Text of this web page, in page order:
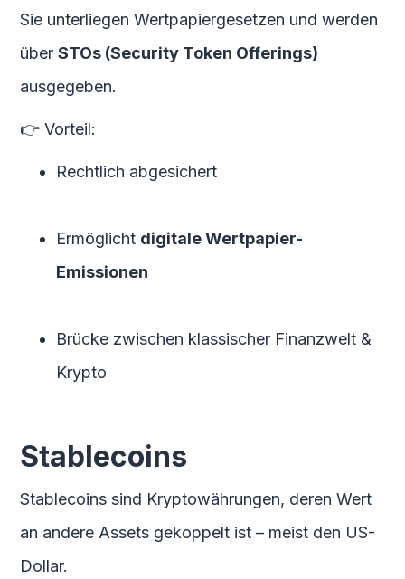
Sie unterliegen Wertpapiergesetzen und werden
überSTOs (Security Token Offerings)
ausgegeben.
👉 Vorteil:
Rechtlich abgesichert
Ermöglicht digitale Wertpapier-
Emissionen
Brücke zwischen klassischer Finanzwelt &
Krypto
Stablecoins
Stablecoins sind Kryptowährungen, deren Wert
an andere Assets gekoppelt ist – meist den US-
Dollar.